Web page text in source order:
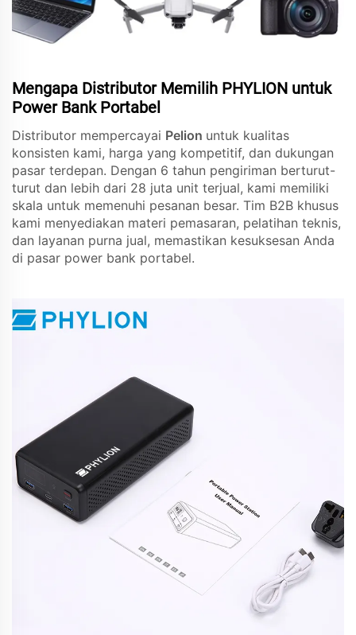
Mengapa Distributor Memilih PHYLION untuk
Power Bank Portabel
Distributor mempercayai Pelion untuk kualitas
konsisten kami, harga yang kompetitif, dan dukungan
pasar terdepan. Dengan 6 tahun pengiriman berturut-
turut dan lebih dari 28 juta unit terjual, kami memiliki
skala untuk memenuhi pesanan besar. Tim B2B khusus
kami menyediakan materi pemasaran, pelatihan teknis,
dan layanan purna jual, memastikan kesuksesan Anda
di pasar power bank portabel.